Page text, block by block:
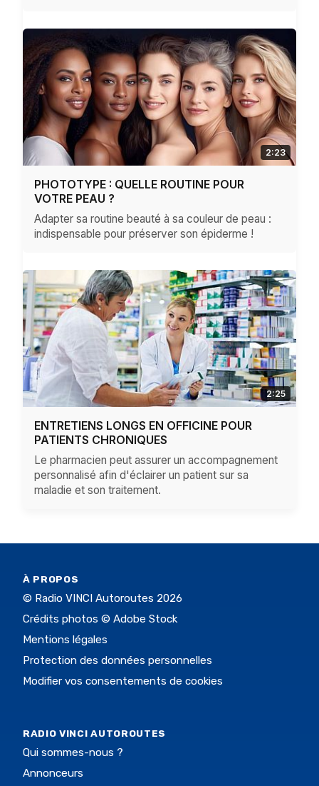
2:23
PHOTOTYPE : QUELLE ROUTINE POUR
VOTRE PEAU ?
Adapter sa routine beauté à sa couleur de peau :
indispensable pour préserver son épiderme !
2:25
ENTRETIENS LONGS EN OFFICINE POUR
PATIENTS CHRONIQUES
Le pharmacien peut assurer un accompagnement
personnalisé afin d'éclairer un patient sur sa
maladie et son traitement.
À PROPOS
© Radio VINCI Autoroutes 2026
Crédits photos © Adobe Stock
Mentions légales
Protection des données personnelles
Modifier vos consentements de cookies
RADIO VINCI AUTOROUTES
Qui sommes-nous ?
Annonceurs